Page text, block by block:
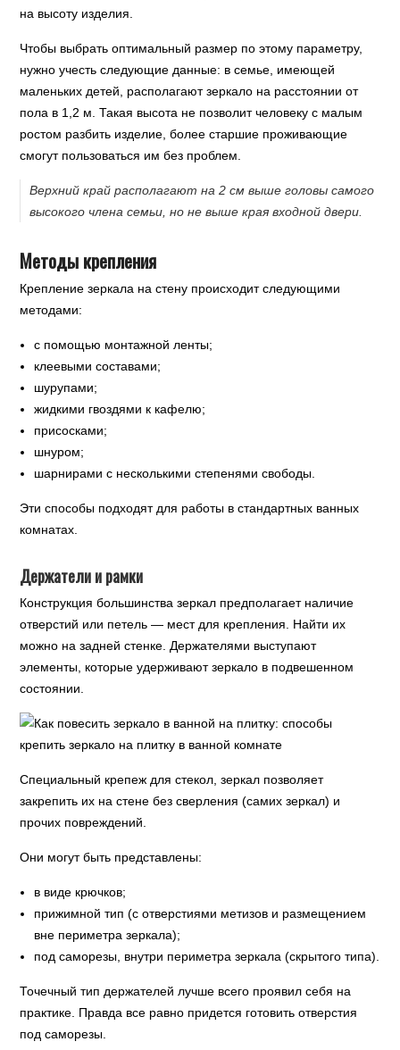
на высоту изделия.
Чтобы выбрать оптимальный размер по этому параметру,
нужно учесть следующие данные: в семье, имеющей
маленьких детей, располагают зеркало на расстоянии от
пола в 1,2 м. Такая высота не позволит человеку с малым
ростом разбить изделие, более старшие проживающие
смогут пользоваться им без проблем.
Верхний край располагают на 2 см выше головы самого
высокого члена семьи, но не выше края входной двери.
Методы крепления
Крепление зеркала на стену происходит следующими
методами:
с помощью монтажной ленты;
клеевыми составами;
шурупами;
жидкими гвоздями к кафелю;
присосками;
шнуром;
шарнирами с несколькими степенями свободы.
Эти способы подходят для работы в стандартных ванных
комнатах.
Держатели и рамки
Конструкция большинства зеркал предполагает наличие
отверстий или петель — мест для крепления. Найти их
можно на задней стенке. Держателями выступают
элементы, которые удерживают зеркало в подвешенном
состоянии.
Специальный крепеж для стекол, зеркал позволяет
закрепить их на стене без сверления (самих зеркал) и
прочих повреждений.
Они могут быть представлены:
в виде крючков;
прижимной тип (с отверстиями метизов и размещением
вне периметра зеркала);
под саморезы, внутри периметра зеркала (скрытого типа).
Точечный тип держателей лучше всего проявил себя на
практике. Правда все равно придется готовить отверстия
под саморезы.